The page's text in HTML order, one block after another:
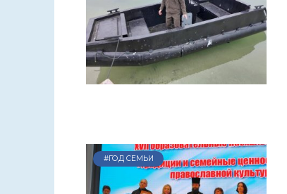
#ГОД СЕМЬИ